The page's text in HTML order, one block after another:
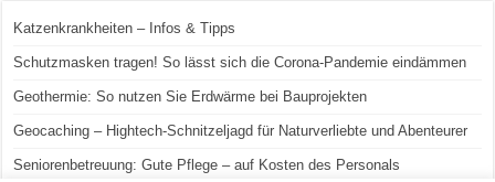
Katzenkrankheiten – Infos & Tipps
Schutzmasken tragen! So lässt sich die Corona-Pandemie eindämmen
Geothermie: So nutzen Sie Erdwärme bei Bauprojekten
Geocaching – Hightech-Schnitzeljagd für Naturverliebte und Abenteurer
Seniorenbetreuung: Gute Pflege – auf Kosten des Personals